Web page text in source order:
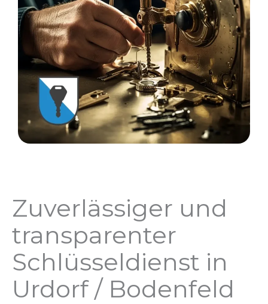
Zuverlässiger und
transparenter
Schlüsseldienst in
Urdorf / Bodenfeld